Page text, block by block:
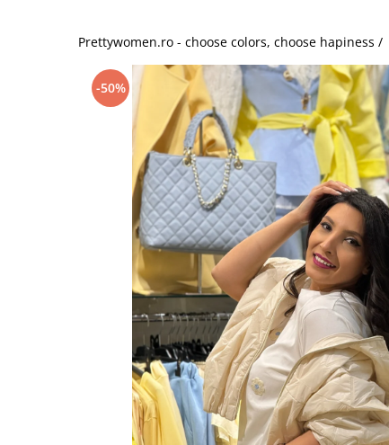
Prettywomen.ro - choose colors, choose hapiness /
-50%